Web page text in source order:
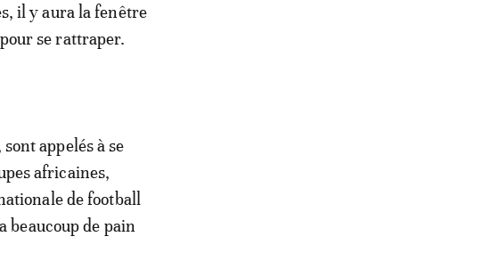
il y aura la fenêtre
se rattraper.
appelés à se
africaines,
de football
beaucoup de pain